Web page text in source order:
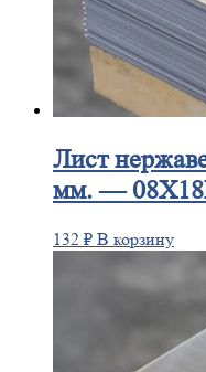
Лист
мм. —
132 ₽ В корзину